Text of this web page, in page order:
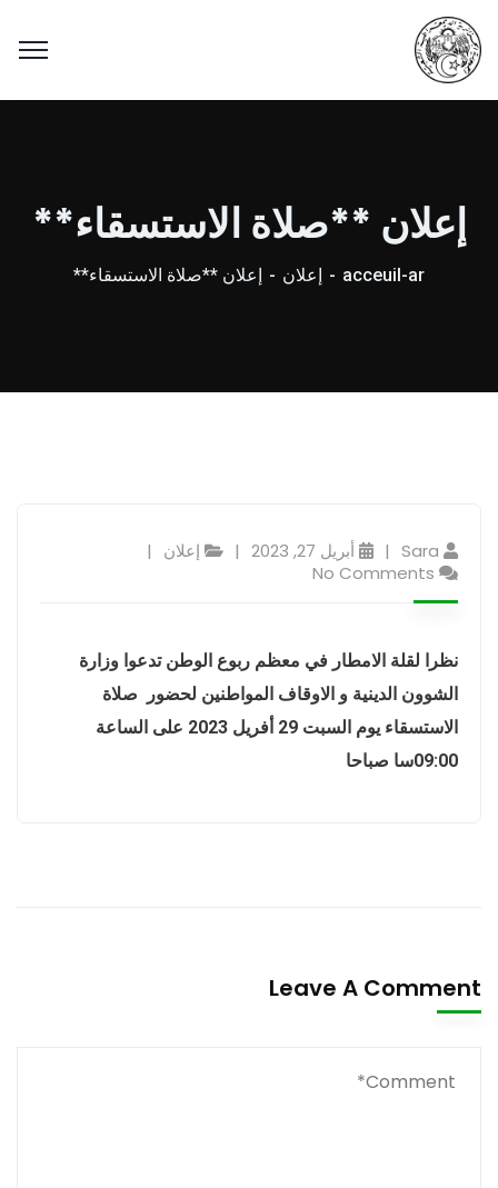
إعلان **صلاة الاستسقاء**
acceuil-ar إعلان إعلان **صلاة الاستسقاء**
Sara أبريل 27, 2023
إعلان
No Comments
نظرا لقلة الامطار في معظم ربوع الوطن تدعوا وزارة
الشوون الدينية و الاوقاف المواطنين لحضور صلاة
الاستسقاء يوم السبت 29 أفريل 2023 على الساعة
09:00سا صباحا
Leave A Comment